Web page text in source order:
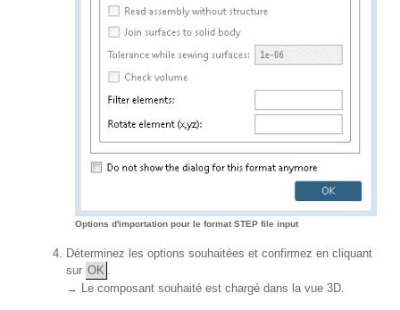
Options d'importation pour le format STEP file input
Déterminez les options souhaitées et confirmez en cliquant
sur OK
→ Le composant souhaité est chargé dans la vue 3D.